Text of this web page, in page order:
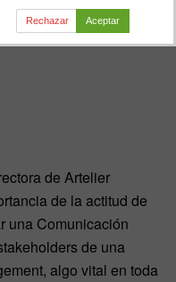
de Artelier
de la actitud de
una Comunicación
de una
algo vital en toda
Rechazar Aceptar